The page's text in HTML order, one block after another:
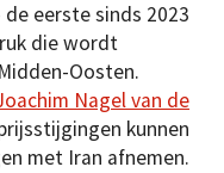
eerste sinds 2023
die wordt
Oosten.
Nagel van de
kunnen
met Iran afnemen.